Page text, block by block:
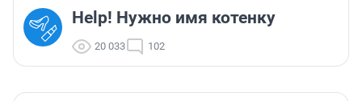
Help! Нужно имя котенку
20 033 102